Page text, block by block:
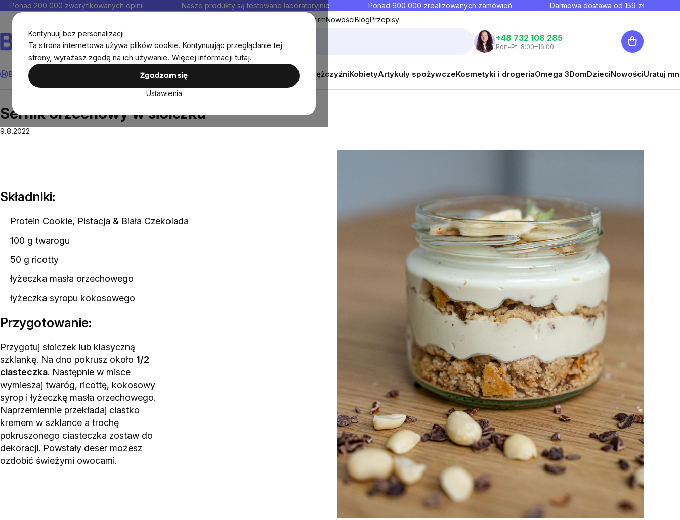
Kontynuuj bez personalizacji
Ta strona internetowa używa plików cookie. Kontynuując przeglądanie tej
strony, wyrażasz zgodę na ich używanie. Więcej informacji tutaj.
Zgadzam się
Ustawienia
Przejść
Ponad 200 000 zweryfikowanych opinii Nasze produkty są testowane laboratoryjnie Ponad 900 000 zrealizowanych zamówień Darmowa dostawa od 159 zł
Współpraca hurtowa dla firmNowościBlogPrzepisy
Szukaj
+48 732 108 285
Pon-Pt: 8:00–16:00
Koszyk
BrainMax® PromocjaCeleSuplementy diety Zestawy promocyjne MężczyźniKobietyArtykuły spożywczeKosmetyki i drogeriaOmega 3DomDzieciNowościUratuj
Sernik orzechowy w słoiczku
Sernik orzechowy w słoiczku
9.8.2022
Składniki:
Protein Cookie, Pistacja & Biała Czekolada
100 g twarogu
50 g ricotty
łyżeczka masła orzechowego
łyżeczka syropu kokosowego
Przygotowanie:
Przygotuj słoiczek lub klasyczną
szklankę. Na dno pokrusz około 1/2
ciasteczka. Następnie w misce
wymieszaj twaróg, ricottę, kokosowy
syrop i łyżeczkę masła orzechowego.
Naprzemiennie przekładaj ciastko
kremem w szklance a trochę
pokruszonego ciasteczka zostaw do
dekoracji. Powstały deser możesz
ozdobić świeżymi owocami.